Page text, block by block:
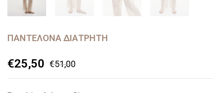
ΠΑΝΤΕΛΌΝΑ ΔΙΆΤΡΗΤΗ
€51,00
€25,50